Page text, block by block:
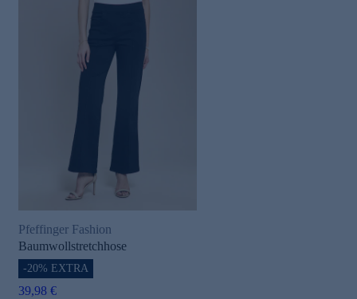
Pfeffinger Fashion
Baumwollstretchhose
-20% EXTRA
39,98 €